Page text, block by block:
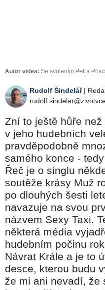
Autor videa: Se svolením Petra
Rudolf Šindelář|
Zní to ještě hůře
v jeho hudebních
pravděpodobně
samého konce -
Řeč je o singlu
soutěže krásy Muž
po dlouhých šesti
navazuje na svou
názvem Sexy Taxi.
některá média
hudebním počinu
Návrat Krále a je to
desce, kterou budu
že mi ani nevadí, že